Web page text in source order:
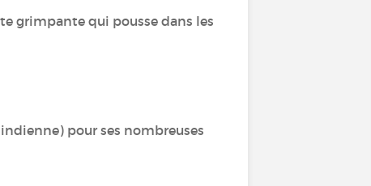
grimpante qui pousse dans les
pour ses nombreuses